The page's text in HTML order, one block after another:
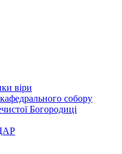
віри
собору
Богородиці